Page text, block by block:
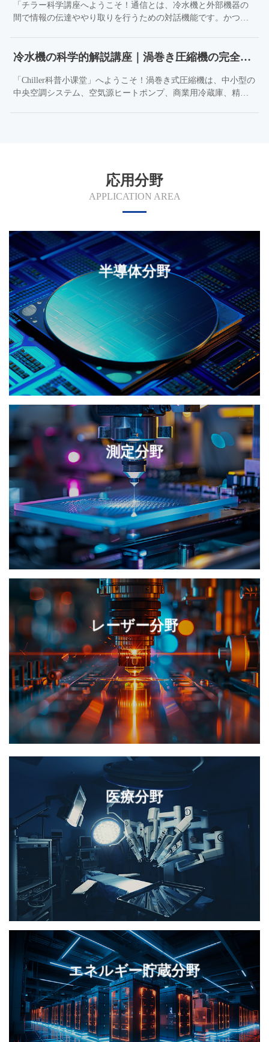
維持する必要があります。従来の対応策では、独立した冷凍機
を2台設置する必要があり、スペースを占有するだけでなく、互
「チラー科学講座へようこそ！通信とは、冷水機と外部機器の
間で情報の伝達ややり取りを行うための対話機能です。かつて
た。
冷水機の科学的解説講座｜渦巻き圧縮機の完全解説：原理＋選定方法＋実際の応用！
「Chiller科普小课堂」へようこそ！渦巻き式圧縮機は、中小型の
中央空調システム、空気源ヒートポンプ、商業用冷蔵庫、精密
応用分野
APPLICATION AREA
半導体分野
測定分野
レーザー分野
医療分野
エネルギー貯蔵分野